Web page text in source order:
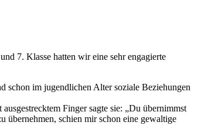
7. Klasse hatten wir eine sehr engagierte
schon im jugendlichen Alter soziale Beziehungen
Finger sagte sie:
Du übernimmst
übernehmen, schien mir schon eine gewaltige